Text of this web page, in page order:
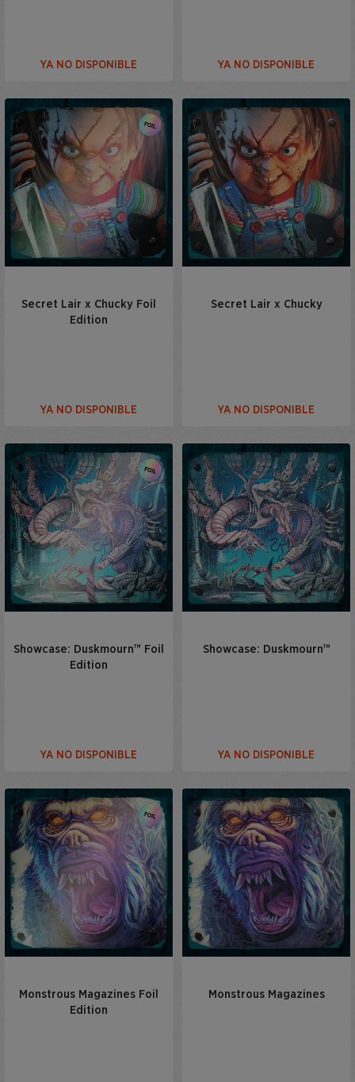
YA NO DISPONIBLE YA NO DISPONIBLE
Secret Lair x Chucky Foil
Edition
YA NO DISPONIBLE
Secret Lair x Chucky
YA NO DISPONIBLE
Showcase: Duskmourn™ Foil
Edition
YA NO DISPONIBLE
Showcase: Duskmourn™
YA NO DISPONIBLE
Monstrous Magazines Foil
Edition
Monstrous Magazines